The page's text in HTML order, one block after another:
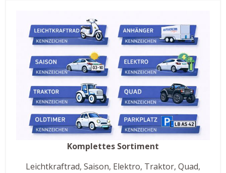
Komplettes Sortiment
Leichtkraftrad, Saison, Elektro, Traktor, Quad,